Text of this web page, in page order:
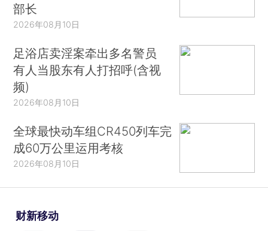
部长
2026年08月10日
足浴店卖淫案牵出多名警员
有人当股东有人打招呼(含视
频)
2026年08月10日
全球最快动车组CR450列车完
成60万公里运用考核
2026年08月10日
财新移动